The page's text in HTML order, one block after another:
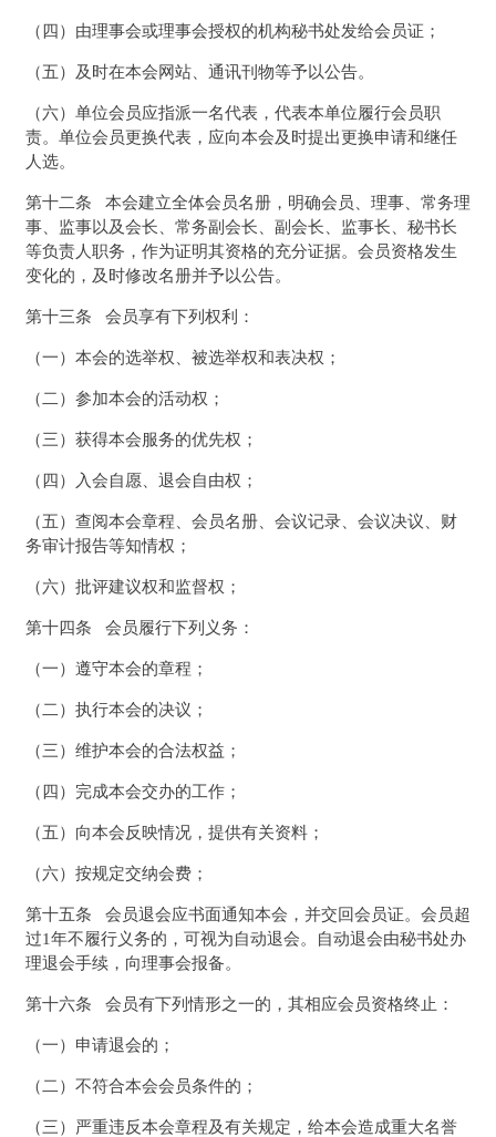
（四）由理事会或理事会授权的机构秘书处发给会员证；
（五）及时在本会网站、通讯刊物等予以公告。
（六）单位会员应指派一名代表，代表本单位履行会员职
责。单位会员更换代表，应向本会及时提出更换申请和继任
人选。
第十二条 本会建立全体会员名册，明确会员、理事、常务理
事、监事以及会长、常务副会长、副会长、监事长、秘书长
等负责人职务，作为证明其资格的充分证据。会员资格发生
变化的，及时修改名册并予以公告。
第十三条 会员享有下列权利：
（一）本会的选举权、被选举权和表决权；
（二）参加本会的活动权；
（三）获得本会服务的优先权；
（四）入会自愿、退会自由权；
（五）查阅本会章程、会员名册、会议记录、会议决议、财
务审计报告等知情权；
（六）批评建议权和监督权；
第十四条 会员履行下列义务：
（一）遵守本会的章程；
（二）执行本会的决议；
（三）维护本会的合法权益；
（四）完成本会交办的工作；
（五）向本会反映情况，提供有关资料；
（六）按规定交纳会费；
第十五条 会员退会应书面通知本会，并交回会员证。会员超
过1年不履行义务的，可视为自动退会。自动退会由秘书处办
理退会手续，向理事会报备。
第十六条 会员有下列情形之一的，其相应会员资格终止：
（一）申请退会的；
（二）不符合本会会员条件的；
（三）严重违反本会章程及有关规定，给本会造成重大名誉